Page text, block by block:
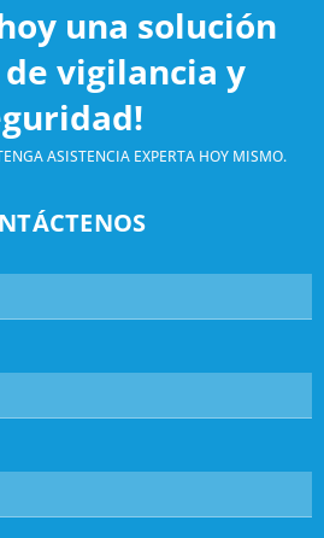
una solución
vigilancia y
ASISTENCIA EXPERTA HOY MISMO.